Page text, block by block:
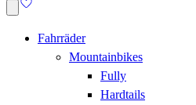
Fahrräder
Mountainbikes
Fully
Hardtails